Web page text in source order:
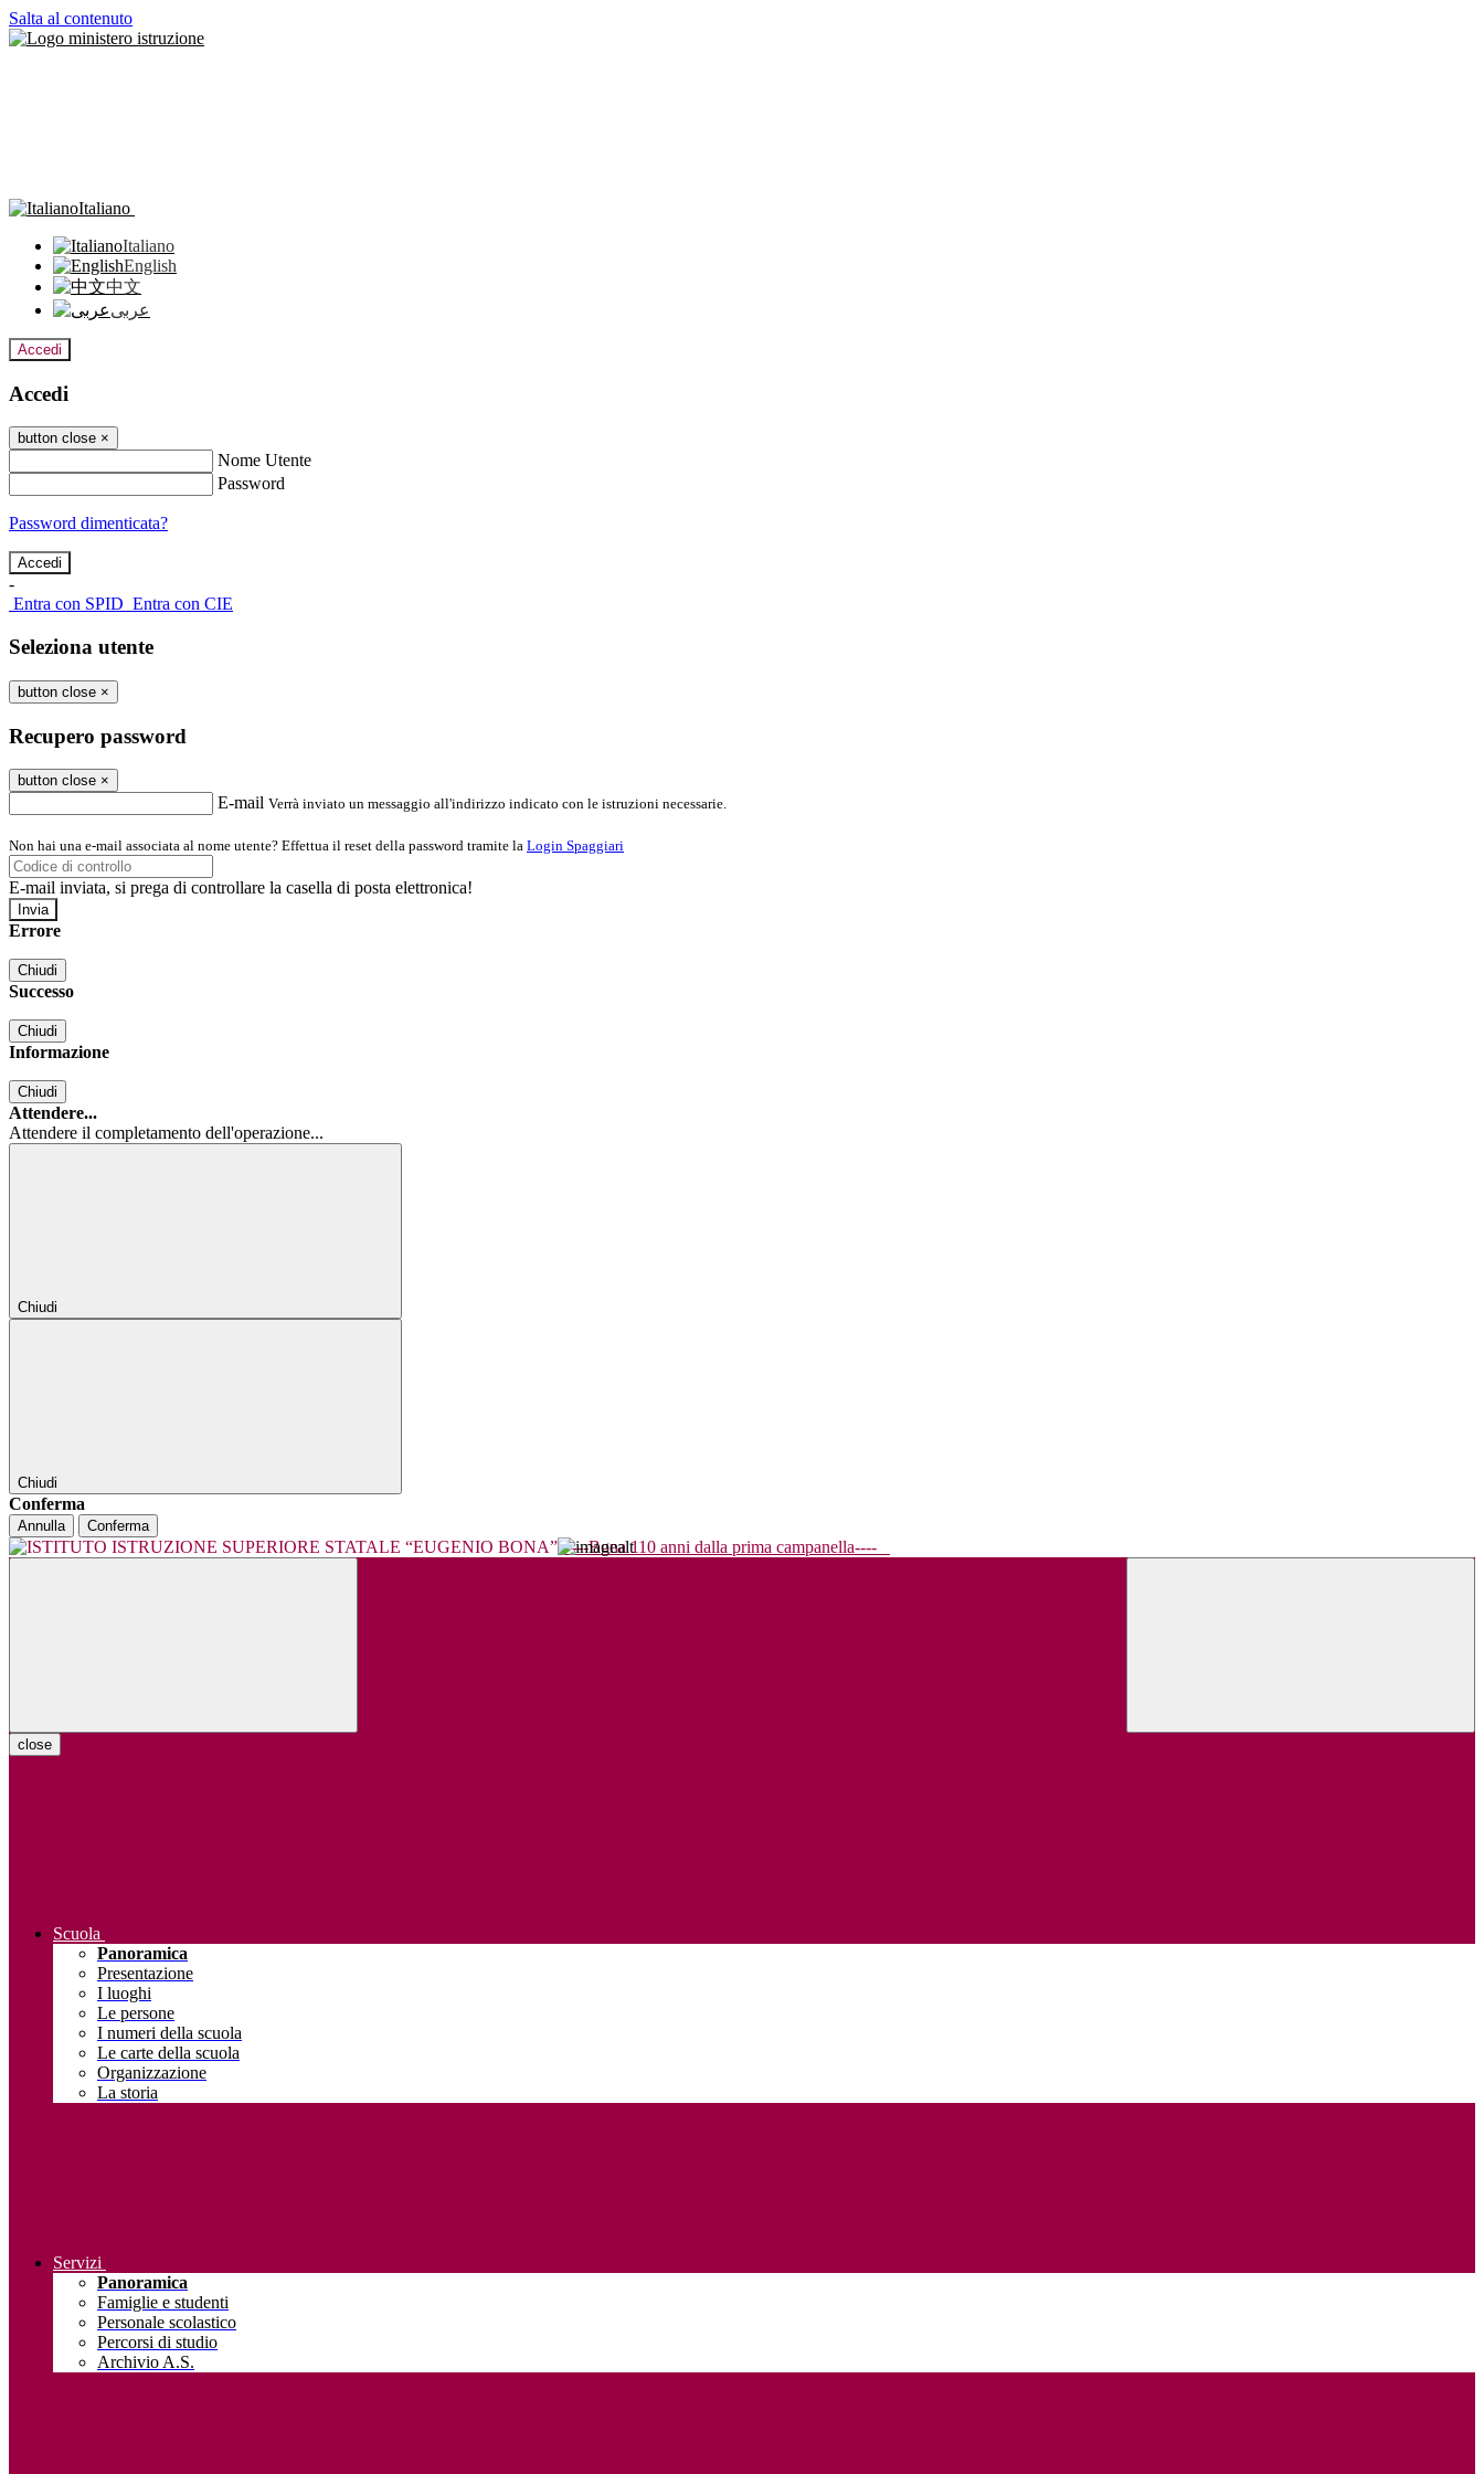
Salta al contenuto
Italiano
Italiano
English
中文
عربى
Accedi
Accedi
button close ×
Nome Utente
Password
Password dimenticata?
-
Entra con SPID Entra con CIE
Seleziona utente
button close ×
Recupero password
button close ×
E-mail Verrà inviato un messaggio all'indirizzo indicato con le istruzioni necessarie.
Non hai una e-mail associata al nome utente? Effettua il reset della password tramite la Login Spaggiari
E-mail inviata, si prega di controllare la casella di posta elettronica!
Errore
Chiudi
Successo
Chiudi
Informazione
Chiudi
Attendere...
Attendere il completamento dell'operazione...
Chiudi
Chiudi
Conferma
Annulla Conferma
----Bona 110 anni dalla prima campanella----
close
Scuola
Panoramica
Presentazione
I luoghi
Le persone
I numeri della scuola
Le carte della scuola
Organizzazione
La storia
Servizi
Panoramica
Famiglie e studenti
Personale scolastico
Percorsi di studio
Archivio A.S.